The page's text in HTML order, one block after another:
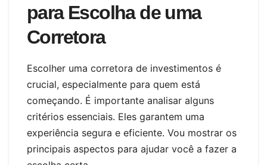
para Escolha de uma
Corretora
Escolher uma corretora de investimentos é
crucial, especialmente para quem está
começando. É importante analisar alguns
critérios essenciais. Eles garantem uma
experiência segura e eficiente. Vou mostrar os
principais aspectos para ajudar você a fazer a